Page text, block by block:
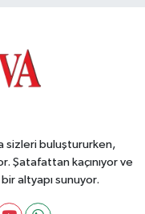
sizleri buluştururken,
Şatafattan kaçınıyor ve
altyapı sunuyor.